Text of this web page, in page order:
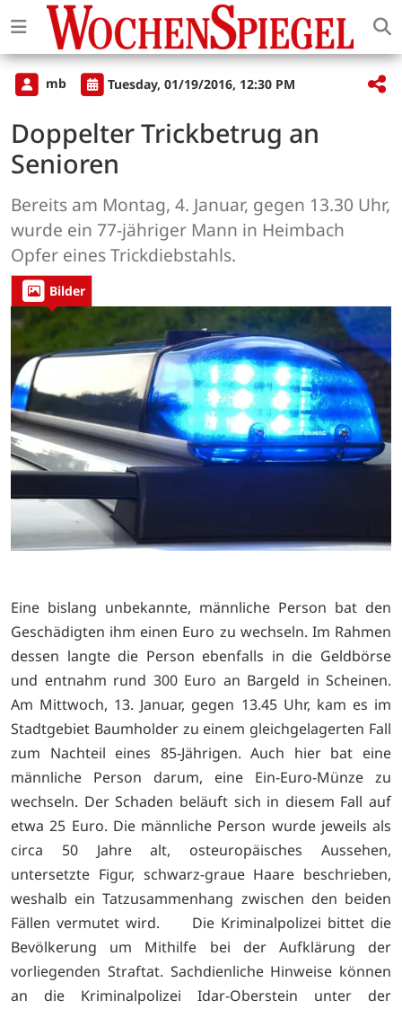
mb Tuesday, 01/19/2016, 12:30 PM
Doppelter Trickbetrug an
Senioren
Bereits am Montag, 4. Januar, gegen 13.30 Uhr,
wurde ein 77-jähriger Mann in Heimbach
Opfer eines Trickdiebstahls.
Bilder
Eine bislang unbekannte, männliche Person bat den
Geschädigten ihm einen Euro zu wechseln. Im Rahmen
dessen langte die Person ebenfalls in die Geldbörse
und entnahm rund 300 Euro an Bargeld in Scheinen.
Am Mittwoch, 13. Januar, gegen 13.45 Uhr, kam es im
Stadtgebiet Baumholder zu einem gleichgelagerten Fall
zum Nachteil eines 85-Jährigen. Auch hier bat eine
männliche Person darum, eine Ein-Euro-Münze zu
wechseln. Der Schaden beläuft sich in diesem Fall auf
etwa 25 Euro. Die männliche Person wurde jeweils als
circa 50 Jahre alt, osteuropäisches Aussehen,
untersetzte Figur, schwarz-graue Haare beschrieben,
weshalb ein Tatzusammenhang zwischen den beiden
Fällen vermutet wird. Die Kriminalpolizei bittet die
Bevölkerung um Mithilfe bei der Aufklärung der
vorliegenden Straftat. Sachdienliche Hinweise können
an die Kriminalpolizei Idar-Oberstein unter der